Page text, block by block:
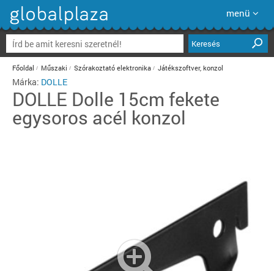
menü
Keresés
Főoldal Műszaki Szórakoztató elektronika Játékszoftver, konzol
Márka: DOLLE
DOLLE Dolle 15cm fekete
egysoros acél konzol